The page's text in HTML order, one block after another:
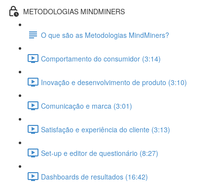
METODOLOGIAS MINDMINERS
O que são as Metodologias MindMiners?
Comportamento do consumidor (3:14)
Inovação e desenvolvimento de produto (3:10)
Comunicação e marca (3:01)
Satisfação e experiência do cliente (3:13)
Set-up e editor de questionário (8:27)
Dashboards de resultados (16:42)